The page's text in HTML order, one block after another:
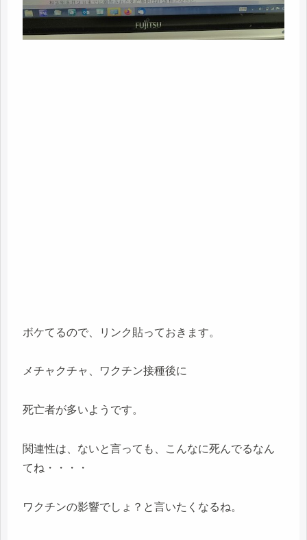
ボケてるので、リンク貼っておきます。
メチャクチャ、ワクチン接種後に
死亡者が多いようです。
関連性は、ないと言っても、こんなに死んでるなん
てね・・・・
ワクチンの影響でしょ？と言いたくなるね。